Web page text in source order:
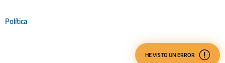
Política
HE VISTO UN ERROR